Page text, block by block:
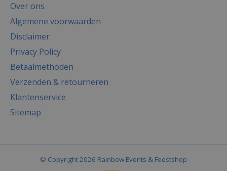
Over ons
Algemene voorwaarden
Disclaimer
Privacy Policy
Betaalmethoden
Verzenden & retourneren
Klantenservice
Sitemap
© Copyright 2026 Rainbow Events & Feestshop